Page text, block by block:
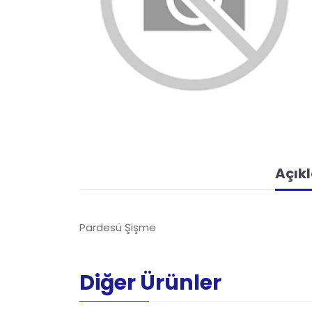
Pardesü Şişme
Diğer Ürünler